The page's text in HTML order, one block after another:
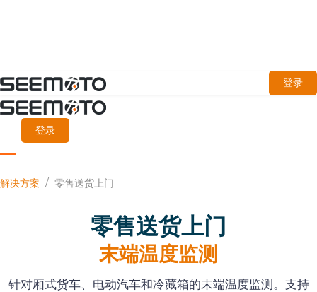
跳
至
要
登录
登录
解决方案 / 零售送货上门
零售送货上门
末端温度监测
针对厢式货车、电动汽车和冷藏箱的末端温度监测。支持